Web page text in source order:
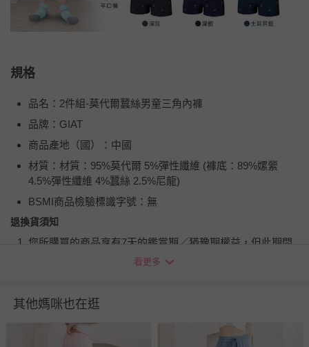
規格
品名：2件組-莫代爾蠶絲男童三角內褲
品牌：GIAT
商品產地（國）：中國
材質：材質：95%莫代爾 5%彈性纖維 (褲底：89%嫘縈
4.5%彈性纖維 4%蠶絲 2.5%尼龍)
BSMI商品檢驗標識字號：無
退換貨須知
您所購買的商品享有7天的鑑賞期／猶豫期權益，但此期間
並非試用期，您所退回的商品必須是未經使用的全新狀態，
如需退換貨，請於收到商品7天（含例假日內提出），如為
瑕疵退換貨所產生的運費，將由媽咪愛負責處理，若非瑕疵
退貨，您可至『查詢訂單』>『已出貨』中查詢該筆訂單，
看更多
其他媽咪也在逛